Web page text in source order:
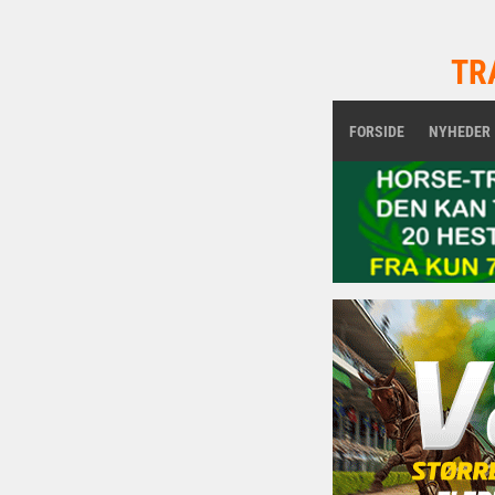
FORSIDE NYHEDER